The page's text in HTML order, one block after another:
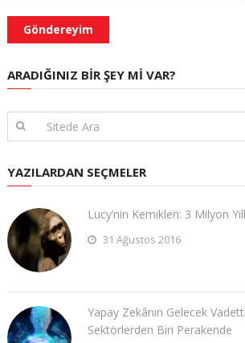
ARADIĞINIZ BIR ŞEY MI VAR?
YAZILARDAN SEÇMELER
Lucy’nin Kemikleri: 3 Milyon
31 Ağustos 2016
Yapay Zekânın Gelecek
Sektörlerden Biri Perakende